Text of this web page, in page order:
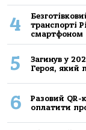
4
транспорті
смартфоном
5
Загинув у
Героя, який
6
Разовий QR-
оплатити